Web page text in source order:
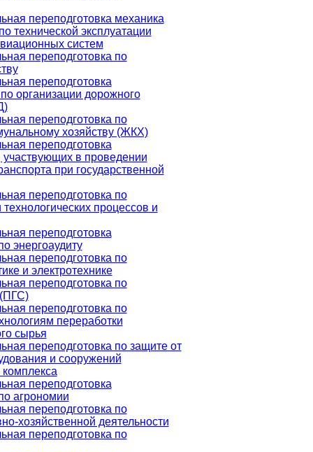
переподготовка механика
технической эксплуатации
систем
переподготовка по
переподготовка
организации дорожного
переподготовка по
хозяйству (ЖКХ)
переподготовка
в проведении
при государственной
переподготовка по
процессов и
переподготовка
энергоаудиту
переподготовка по
и электротехнике
переподготовка по
(ПГС)
переподготовка по
переработки
сырья
переподготовка по защите от
и сооружений
переподготовка
агрономии
переподготовка по
хозяйственной деятельности
переподготовка по